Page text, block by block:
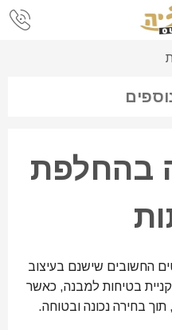
בהחלפת
החשובים שישנם בעיצוב
בטיחות למבנה, כאשר
בחירה נכונה ובטוחה.